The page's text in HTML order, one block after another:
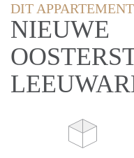
DIT
NIEUWE